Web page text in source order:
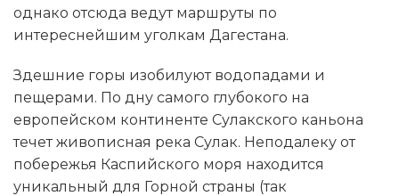
однако отсюда ведут маршруты по
интереснейшим уголкам Дагестана.
Здешние горы изобилуют водопадами и
пещерами. По дну самого глубокого на
европейском континенте Сулакского каньона
течет живописная река Сулак. Неподалеку от
побережья Каспийского моря находится
уникальный для Горной страны (так